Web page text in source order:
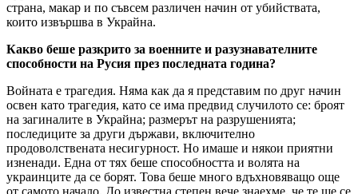
страна, макар и по съвсем различен начин от убийствата,
които извършва в Украйна.
Какво беше разкрито за военните и разузнавателните
способности на Русия през последната година?
Войната е трагедия. Няма как да я представим по друг начин
освен като трагедия, като се има предвид случилото се: броят
на загиналите в Украйна; размерът на разрушенията;
последиците за други държави, включително
продоволствената несигурност. Но имаше и някои приятни
изненади. Една от тях беше способността и волята на
украинците да се борят. Това беше много вдъхновяващо още
от самото начало. До известна степен вече знаехме, че те ще се